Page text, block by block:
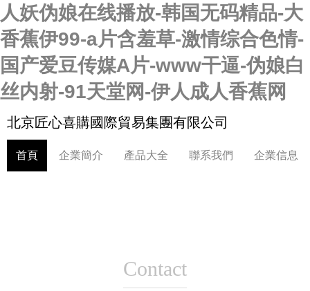
人妖伪娘在线播放-韩国无码精品-大
香蕉伊99-a片含羞草-激情综合色情-
国产爱豆传媒A片-www干逼-伪娘白
丝内射-91天堂网-伊人成人香蕉网
北京匠心喜購國際貿易集團有限公司
首頁 企業簡介 產品大全 聯系我們 企業信息
Contact